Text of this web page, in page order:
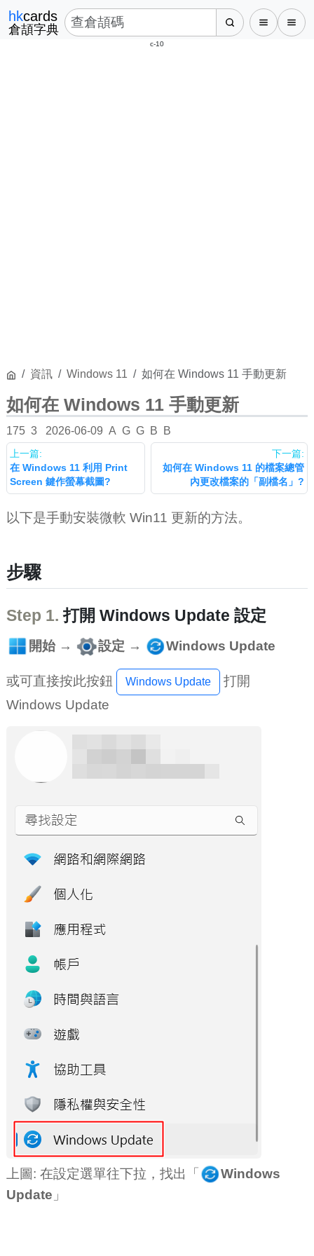
hkcards
倉頡字典
c-10
資訊 Windows 11 如何在 Windows 11 手動更新
如何在 Windows 11 手動更新
175 3 2026-06-09 A G G B B
上一篇:
在 Windows 11 利用 Print
Screen 鍵作螢幕截圖?
下一篇:
如何在 Windows 11 的檔案總管
內更改檔案的「副檔名」?
以下是手動安裝微軟 Win11 更新的方法。
步驟
Step 1. 打開 Windows Update 設定
開始→ 設定 → Windows Update
或可直接按此按鈕 Windows Update
打開
Windows Update
上圖: 在設定選單往下拉，找出「
Windows
Update 」